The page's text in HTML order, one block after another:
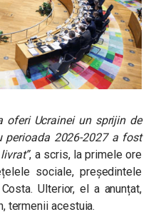
oferi Ucrainei un sprijin de
perioada 2026-2027 a fost
, a scris, la primele ore
sociale, președintele
Ulterior, el a anunțat,
termenii acestuia.